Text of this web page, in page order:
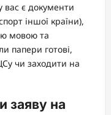
вас є документи
іншої країни),
мовою та
папери готові,
чи заходити на
заяву на